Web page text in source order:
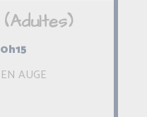
AUGE